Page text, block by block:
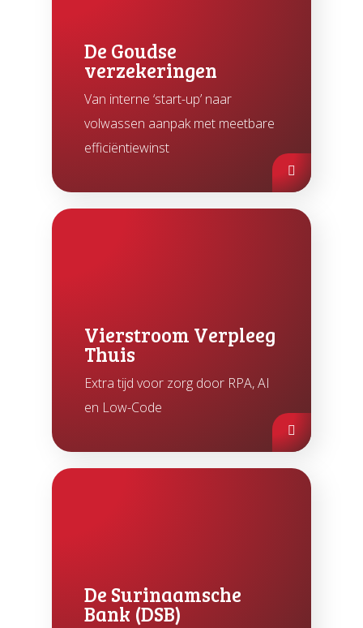
De Goudse
verzekeringen
Van interne ‘start-up’ naar
volwassen aanpak met meetbare
efficiëntiewinst
Vierstroom Verpleeg
Thuis
Extra tijd voor zorg door RPA, AI
en Low-Code
De Surinaamsche
Bank (DSB)